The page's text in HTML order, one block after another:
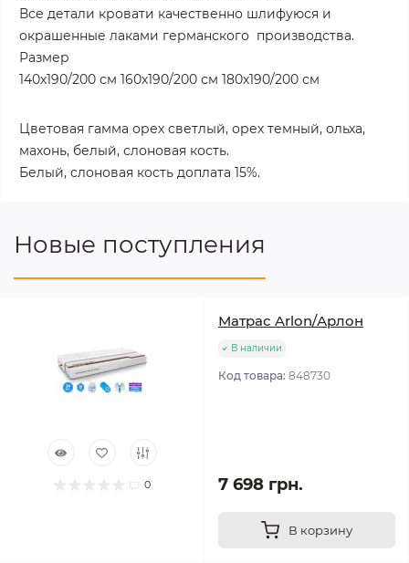
Все детали кровати качественно шлифуюся и
окрашенные лаками германского производства.
Размер
140х190/200 см 160х190/200 см 180х190/200 см
Цветовая гамма орех светлый, орех темный, ольха,
махонь, белый, слоновая кость.
Белый, слоновая кость доплата 15%.
Новые поступления
0
Матрас Arlon/Арлон
В наличии
Код товара: 848730
7 698 грн.
В корзину